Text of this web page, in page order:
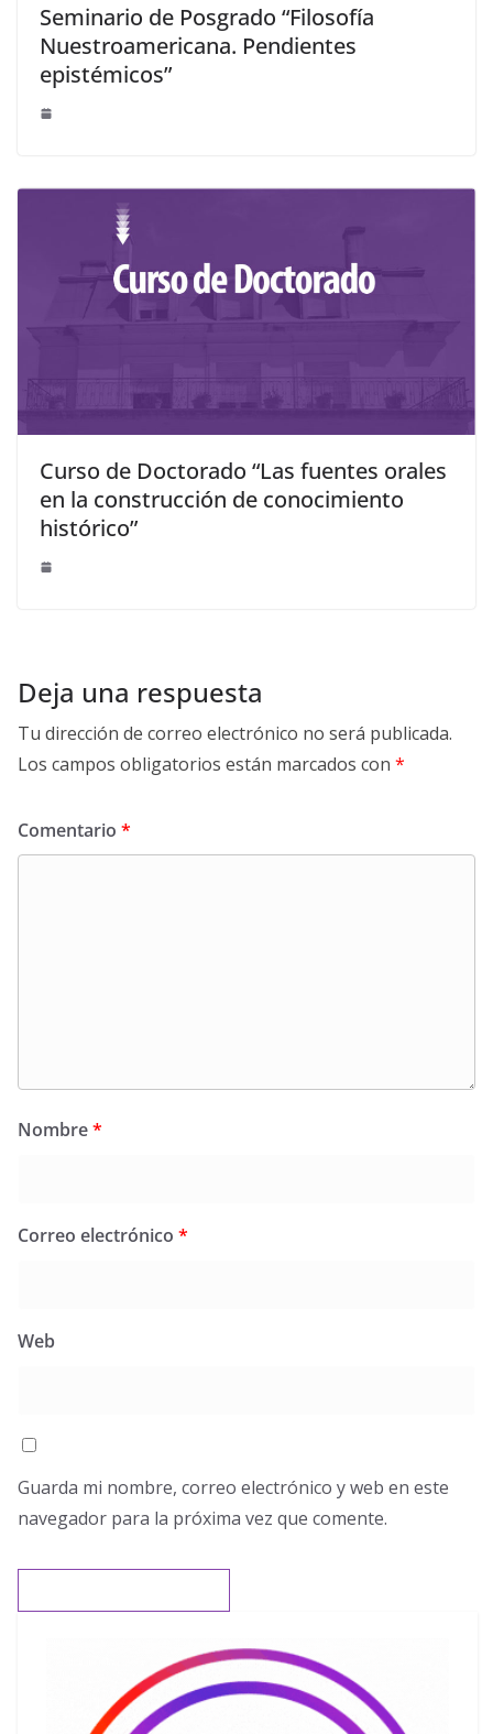
Seminario de Posgrado “Filosofía
Nuestroamericana. Pendientes
epistémicos”
Curso de Doctorado “Las fuentes orales
en la construcción de conocimiento
histórico”
Deja una respuesta
Tu dirección de correo electrónico no será publicada.
Los campos obligatorios están marcados con *
Comentario *
Nombre*
Correo electrónico *
Web
Guarda mi nombre, correo electrónico y web en este
navegador para la próxima vez que comente.